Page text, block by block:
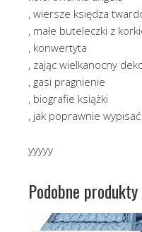
, wiersze księdza
, małe buteleczki z
, konwertyta
, zając wielkanocny
, gasi pragnienie
, biografie książki
, jak poprawnie
yyyyy
Podobne produkty